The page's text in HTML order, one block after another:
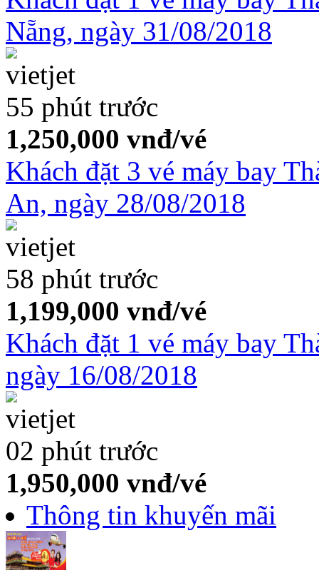
Nẵng, ngày 31/08/2018
55 phút trước
1,250,000 vnđ/vé
Khách đặt 3 vé máy bay
An, ngày 28/08/2018
58 phút trước
1,199,000 vnđ/vé
Khách đặt 1 vé máy bay
ngày 16/08/2018
02 phút trước
1,950,000 vnđ/vé
Thông tin khuyến mãi